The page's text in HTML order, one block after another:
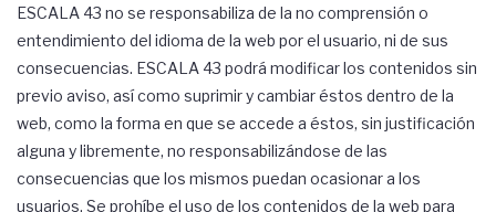
ESCALA 43 no se responsabiliza de la no comprensión o
entendimiento del idioma de la web por el usuario, ni de sus
consecuencias. ESCALA 43 podrá modificar los contenidos sin
previo aviso, así como suprimir y cambiar éstos dentro de la
web, como la forma en que se accede a éstos, sin justificación
alguna y libremente, no responsabilizándose de las
consecuencias que los mismos puedan ocasionar a los
usuarios. Se prohíbe el uso de los contenidos de la web para